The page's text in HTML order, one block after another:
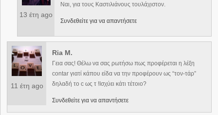
13 έτη ago
Ναι, για τους Καστιλιάνους τουλάχιστον.
Συνδεθείτε για να απαντήσετε
11 έτη ago
Ria M.
Γεια σας! Θέλω να σας ρωτήσω πως προφέρεται η λέξη
contar γιατί κάπου είδα να την προφέρουν ως “τον-τάρ”
δηλαδή το c ως τ !Ισχύει κάτι τέτοιο?
Συνδεθείτε για να απαντήσετε